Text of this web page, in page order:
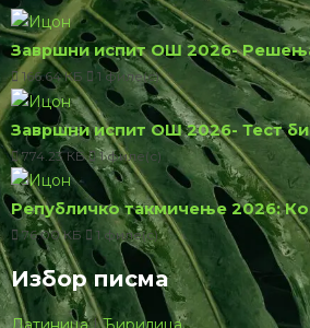
Одлука УО СБД: Како се бодује
биологије за упис у средње школе?
Коначни резултати републичког
биологије 2026 (ОШ)
Коначни резултати републичког
биологије 2026 (СШ)
Резултати републичког такмичења
Најновије за